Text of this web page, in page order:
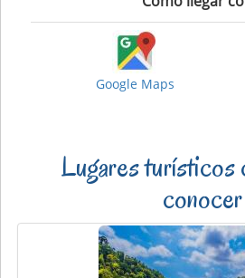
Google Maps
Lugares turísticos
conocer